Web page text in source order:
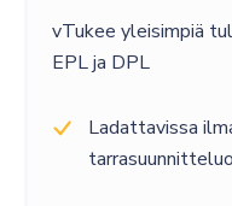
vTukee yleisimpiä
EPL ja DPL
Ladattavissa